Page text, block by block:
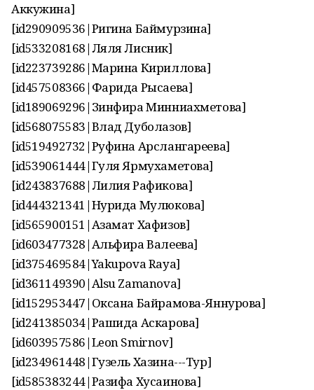
Аккужина]
[id290909536|Ригина Баймурзина]
[id533208168|Ляля Лисник]
[id223739286|Марина Кириллова]
[id457508366|Фарида Рысаева]
[id189069296|Зинфира Минниахметова]
[id568075583|Влад Дуболазов]
[id519492732|Руфина Арслангареева]
[id539061444|Гуля Ярмухаметова]
[id243837688|Лилия Рафикова]
[id444321341|Нурида Мулюкова]
[id565900151|Азамат Хафизов]
[id603477328|Альфира Валеева]
[id375469584|Yakupova Raya]
[id361149390|Alsu Zamanova]
[id152953447|Оксана Байрамова-Яннурова]
[id241385034|Рашида Аскарова]
[id603957586|Leon Smirnov]
[id234961448|Гузель Хазина---Тур]
[id585383244|Разифа Хусаинова]